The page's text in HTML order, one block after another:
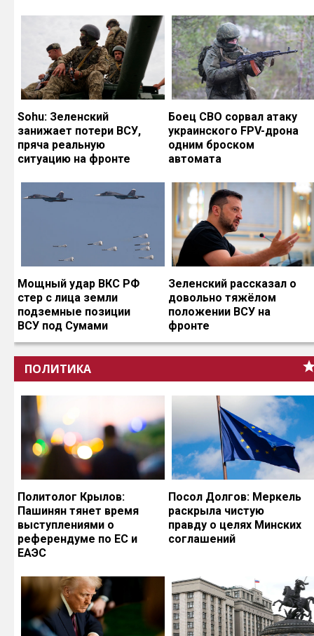
Sohu: Зеленский
занижает потери ВСУ,
пряча реальную
ситуацию на фронте
Боец СВО сорвал атаку
украинского FPV-дрона
одним броском
автомата
Мощный удар ВКС РФ
стер с лица земли
подземные позиции
ВСУ под Сумами
Зеленский рассказал о
довольно тяжёлом
положении ВСУ на
фронте
ПОЛИТИКА
Политолог Крылов:
Пашинян тянет время
выступлениями о
референдуме по ЕС и
ЕАЭС
Посол Долгов: Меркель
раскрыла чистую
правду о целях Минских
соглашений